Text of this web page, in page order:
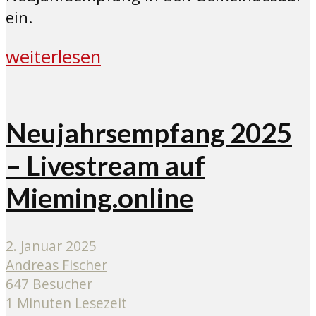
ein.
weiterlesen
Neujahrsempfang 2025
– Livestream auf
Mieming.online
2. Januar 2025
Andreas Fischer
647 Besucher
1 Minuten Lesezeit